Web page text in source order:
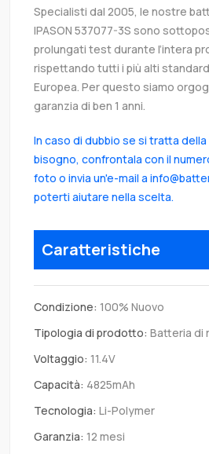
Specialisti dal 2005, le nostre
IPASON 537077-3S sono
prolungati test durante l’intera
rispettando tutti i più alti
Europea. Per questo siamo
garanzia di ben 1 anni.
In caso di dubbio se si tratta
bisogno, confrontala con il
foto o invia un'e-mail a
poterti aiutare nella scelta.
Caratteristiche
Condizione: 100% Nuovo
Tipologia di prodotto: Batteria di
Voltaggio: 11.4V
Capacità: 4825mAh
Tecnologia: Li-Polymer
Garanzia: 12 mesi